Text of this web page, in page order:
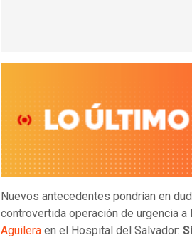
Nuevos antecedentes pondrían en
controvertida operación de urgencia
Aguilera en el Hospital del Salvador: